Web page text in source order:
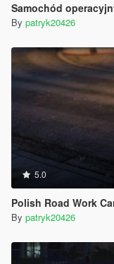
Samochód operacyjny Państwowej
By patryk20426
5.0
Polish Road Work
By patryk20426